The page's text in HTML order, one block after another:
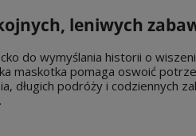
leniwych
do wymyślania historii o
maskotka pomaga oswoić
długich podróży i codziennych